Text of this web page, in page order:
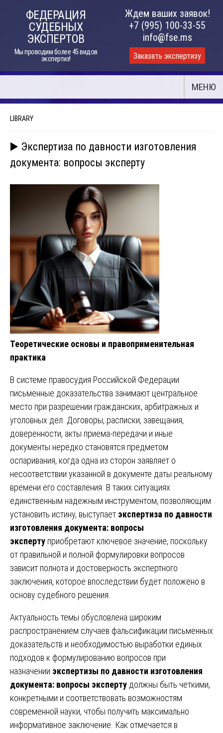
ФЕДЕРАЦИЯ
СУДЕБНЫХ
ЭКСПЕРТОВ
Мы проводим более 45 видов
экспертиз!
Ждем ваших заявок!
+7 (995) 100-33-55
info@fse.ms
Заказать экспертизу
МЕНЮ
LIBRARY
▶️ Экспертиза по давности изготовления
документа: вопросы эксперту
Теоретические основы и правоприменительная
практика
В системе правосудия Российской Федерации
письменные доказательства занимают центральное
место при разрешении гражданских, арбитражных и
уголовных дел. Договоры, расписки, завещания,
доверенности, акты приема-передачи и иные
документы нередко становятся предметом
оспаривания, когда одна из сторон заявляет о
несоответствии указанной в документе даты реальному
времени его составления. В таких ситуациях
единственным надежным инструментом, позволяющим
установить истину, выступает экспертиза по давности
изготовления документа: вопросы
эксперту приобретают ключевое значение, поскольку
от правильной и полной формулировки вопросов
зависит полнота и достоверность экспертного
заключения, которое впоследствии будет положено в
основу судебного решения.
Актуальность темы обусловлена широким
распространением случаев фальсификации письменных
доказательств и необходимостью выработки единых
подходов к формулированию вопросов при
назначении экспертизы по давности изготовления
документа: вопросы эксперту должны быть четкими,
конкретными и соответствовать возможностям
современной науки, чтобы получить максимально
информативное заключение. Как отмечается в